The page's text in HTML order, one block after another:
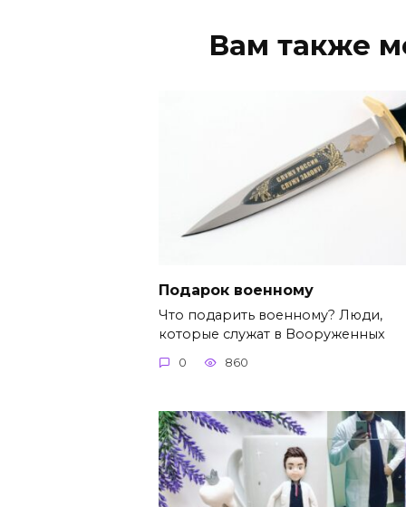
Вам также
Подарок военному
Что подарить военному? Люди,
которые служат в Вооруженных
0 860